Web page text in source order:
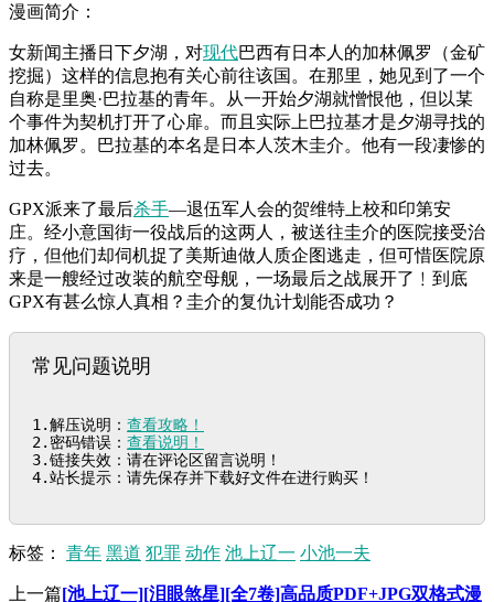
漫画简介：
女新闻主播日下夕湖，对现代巴西有日本人的加林佩罗（金矿
挖掘）这样的信息抱有关心前往该国。在那里，她见到了一个
自称是里奥·巴拉基的青年。从一开始夕湖就憎恨他，但以某
个事件为契机打开了心扉。而且实际上巴拉基才是夕湖寻找的
加林佩罗。巴拉基的本名是日本人茨木圭介。他有一段凄惨的
过去。
GPX派来了最后杀手—退伍军人会的贺维特上校和印第安
庄。经小意国街一役战后的这两人，被送往圭介的医院接受治
疗，但他们却伺机捉了美斯迪做人质企图逃走，但可惜医院原
来是一艘经过改装的航空母舰，一场最后之战展开了﹗到底
GPX有甚么惊人真相？圭介的复仇计划能否成功？
常见问题说明
1.解压说明： 查看攻略！
2.密码错误： 查看说明！
3.链接失效：请在评论区留言说明！
4.站长提示：请先保存并下载好文件在进行购买！
标签： 青年 黑道 犯罪 动作 池上辽一 小池一夫
上一篇[池上辽一][泪眼煞星][全7卷]高品质PDF+JPG双格式漫